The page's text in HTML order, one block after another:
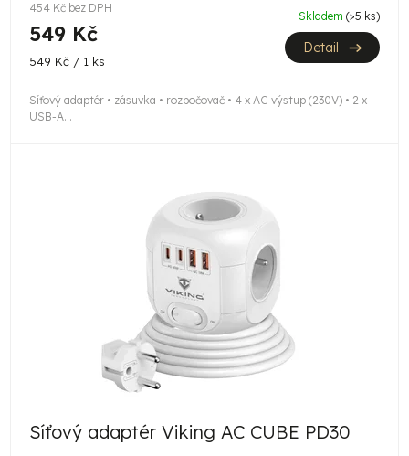
454 Kč bez DPH
549 Kč
Měrná
549 Kč / 1 ks
Skladem (>5 ks)
Detail
Síťový adaptér • zásuvka • rozbočovač • 4 x AC výstup (230V) • 2 x
USB-A...
Síťový adaptér Viking AC CUBE PD30